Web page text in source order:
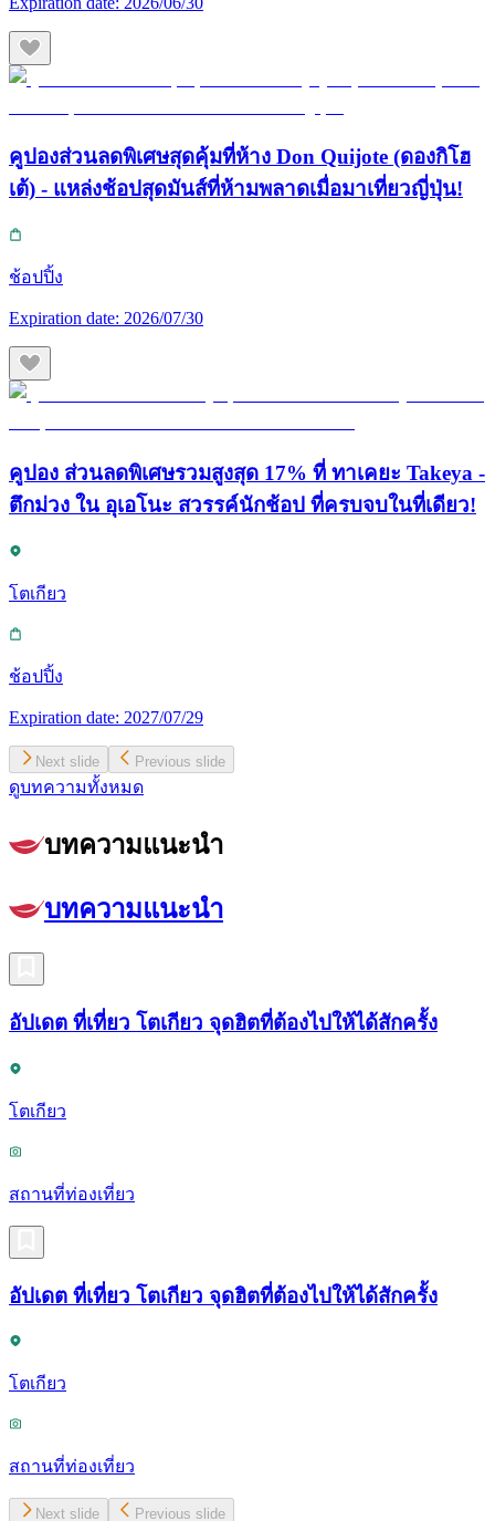
คูปองส่วนลดพิเศษสุดคุ้มที่ห้าง Don Quijote (ดองกิโฮ
เต้) - แหล่งช้อปสุดมันส์ที่ห้ามพลาดเมื่อมาเที่ยวญี่ปุ่น!
ช้อปปิ้ง
Expiration date: 2026/07/30
คูปอง ส่วนลดพิเศษรวมสูงสุด 17% ที่ ทาเคยะ Takeya -
ตึกม่วง ใน อุเอโนะ สวรรค์นักช้อป ที่ครบจบในที่เดียว!
โตเกียว
ช้อปปิ้ง
Expiration date: 2027/07/29
Next slide Previous slide
ดูบทความทั้งหมด
บทความแนะนำ
บทความแนะนำ
อัปเดต ที่เที่ยว โตเกียว จุดฮิตที่ต้องไปให้ได้สักครั้ง
โตเกียว
สถานที่ท่องเที่ยว
อัปเดต ที่เที่ยว โตเกียว จุดฮิตที่ต้องไปให้ได้สักครั้ง
โตเกียว
สถานที่ท่องเที่ยว
Next slide Previous slide